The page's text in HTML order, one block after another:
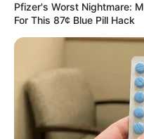
Pfizer's Worst Nightmare:
For This 87¢ Blue Pill Hack